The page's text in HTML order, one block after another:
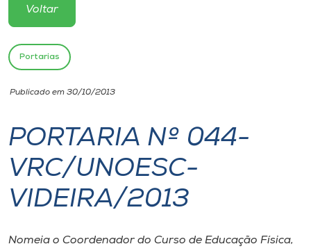
Portal de Ensino
Unoesc
Internacionalização
I.nova
Voltar
Portarias
Publicado em 30/10/2013
PORTARIA Nº 044-
VRC/UNOESC-
VIDEIRA/2013
Nomeia o Coordenador do Curso de Educação Física,